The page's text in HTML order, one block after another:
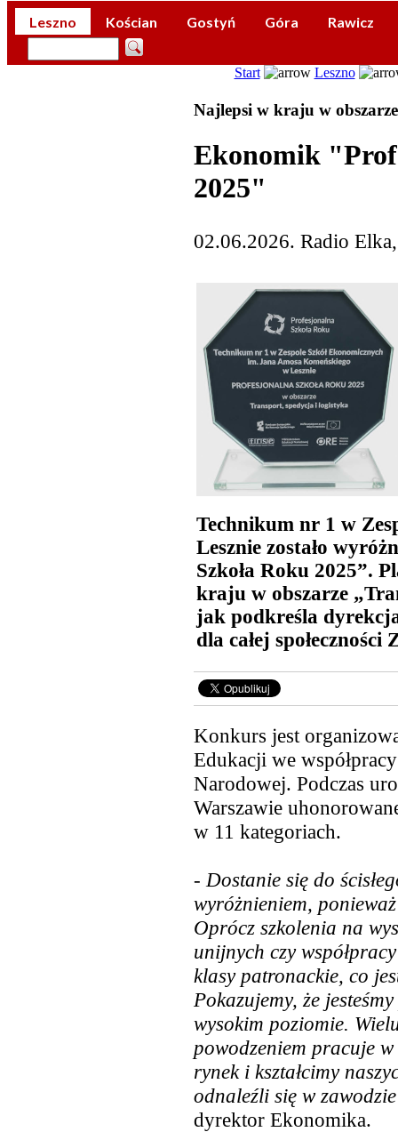
Leszno Kościan Gostyń Góra Rawicz
Start Leszno
Najlepsi w kraju w
Ekonomik
2025"
02.06.2026. Radio
Technikum nr 1 w
Lesznie zostało
Szkoła Roku 2025”.
kraju w obszarze
jak podkreśla
dla całej społeczności
Konkurs jest
Edukacji we
Narodowej. Podczas
Warszawie
w 11 kategoriach.
- Dostanie się do
wyróżnieniem,
Oprócz szkolenia na
unijnych czy
klasy patronackie, co
Pokazujemy, że
wysokim poziomie.
powodzeniem pracuje
rynek i kształcimy
odnaleźli się w zawodzie
dyrektor Ekonomika.